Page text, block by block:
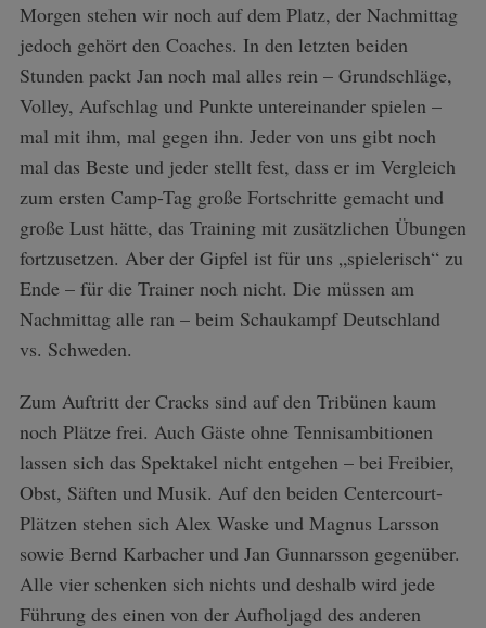
Morgen stehen wir noch auf dem Platz, der Nachmittag
jedoch gehört den Coaches. In den letzten beiden
Stunden packt Jan noch mal alles rein – Grundschläge,
Volley, Aufschlag und Punkte untereinander spielen –
mal mit ihm, mal gegen ihn. Jeder von uns gibt noch
mal das Beste und jeder stellt fest, dass er im Vergleich
zum ersten Camp-Tag große Fortschritte gemacht und
große Lust hätte, das Training mit zusätzlichen Übungen
fortzusetzen. Aber der Gipfel ist für uns „spielerisch“ zu
Ende – für die Trainer noch nicht. Die müssen am
Nachmittag alle ran – beim Schaukampf Deutschland
vs. Schweden.
Zum Auftritt der Cracks sind auf den Tribünen kaum
noch Plätze frei. Auch Gäste ohne Tennisambitionen
lassen sich das Spektakel nicht entgehen – bei Freibier,
Obst, Säften und Musik. Auf den beiden Centercourt-
Plätzen stehen sich Alex Waske und Magnus Larsson
sowie Bernd Karbacher und Jan Gunnarsson gegenüber.
Alle vier schenken sich nichts und deshalb wird jede
Führung des einen von der Aufholjagd des anderen